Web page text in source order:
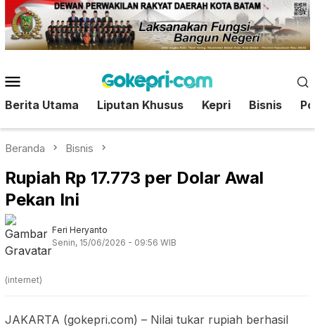
Loncat
ke
konten
Mobile
Berita Utama Liputan Khusus Kepri Bisnis
Beranda Bisnis
Rupiah Rp 17.773 per Dolar Awal
Pekan Ini
Feri Heryanto
Senin, 15/06/2026 - 09:56 WIB
(internet)
JAKARTA (gokepri.com) – Nilai tukar rupiah berhasil